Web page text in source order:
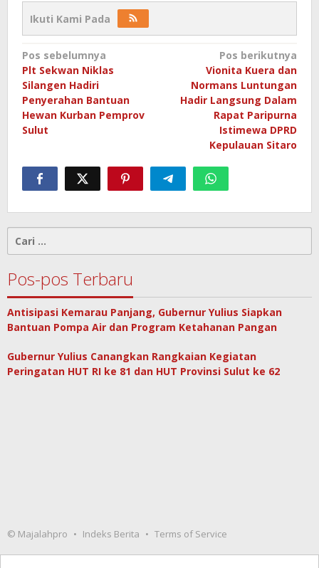
Ikuti Kami Pada
Navigasi
pos
Pos sebelumnya
Plt Sekwan Niklas
Silangen Hadiri
Penyerahan Bantuan
Hewan Kurban Pemprov
Sulut
Pos berikutnya
Vionita Kuera dan
Normans Luntungan
Hadir Langsung Dalam
Rapat Paripurna
Istimewa DPRD
Kepulauan Sitaro
untuk:
Pos-pos Terbaru
Antisipasi Kemarau Panjang, Gubernur Yulius Siapkan
Bantuan Pompa Air dan Program Ketahanan Pangan
Gubernur Yulius Canangkan Rangkaian Kegiatan
Peringatan HUT RI ke 81 dan HUT Provinsi Sulut ke 62
© Majalahpro Indeks Berita Terms of Service